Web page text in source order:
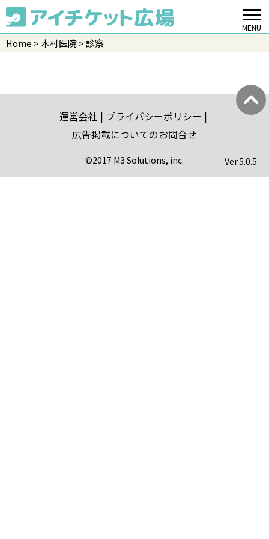
MENU
Home 木村医院 診察
運営会社
プライバシーポリシー
広告掲載についてのお問合せ
©2017 M3 Solutions, inc. Ver.5.0.5